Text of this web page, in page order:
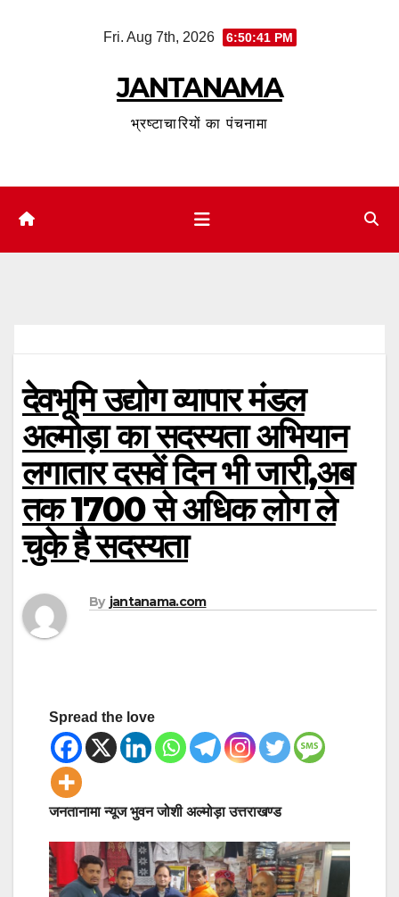
Fri. Aug 7th, 2026 6:50:42 PM
JANTANAMA
भ्रष्टाचारियों का पंचनामा
देवभूमि उद्योग व्यापार मंडल
अल्मोड़ा का सदस्यता अभियान
लगातार दसवें दिन भी जारी,अब
तक 1700 से अधिक लोग ले
चुके है सदस्यता
By jantanama.com
Spread the love
जनतानामा न्यूज भुवन जोशी अल्मोड़ा उत्तराखण्ड